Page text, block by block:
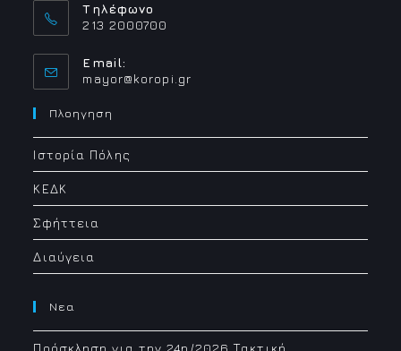
Τηλέφωνο
213 2000700
Email:
mayor@koropi.grOpens
Πλοηγηση
Ιστορία Πόλης
ΚΕΔΚ
Σφήττεια
Διαύγεια
Νεα
Πρόσκληση για την 24η/2026 Τακτική